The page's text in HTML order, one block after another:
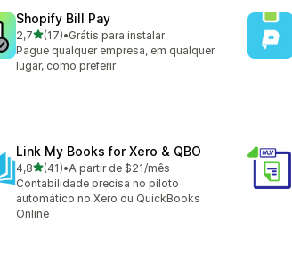
Shopify Bill Pay
2,7de 5 estrelas
(17)
17 avaliações ao todo
•Grátis para instalar
Pague qualquer empresa, em qualquer
lugar, como preferir
Link My Books for Xero & QBO
4,8de 5 estrelas
(41)
41 avaliações ao todo
•A partir de $21/mês
Contabilidade precisa no piloto
automático no Xero ou QuickBooks
Online